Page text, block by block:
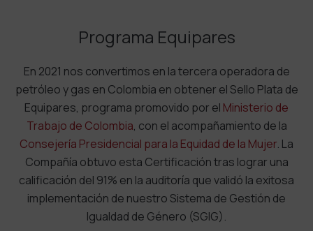
Programa Equipares
En 2021 nos convertimos en la tercera operadora de
petróleo y gas en Colombia en obtener el Sello Plata de
Equipares, programa promovido por el Ministerio de
Trabajo de Colombia, con el acompañamiento de la
Consejería Presidencial para la Equidad de la Mujer. La
Compañía obtuvo esta Certificación tras lograr una
calificación del 91% en la auditoría que validó la exitosa
implementación de nuestro Sistema de Gestión de
Igualdad de Género (SGIG).